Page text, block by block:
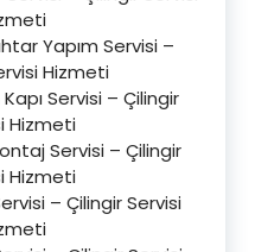
Yapım Servisi –
Hizmeti
Servisi – Çilingir
Hizmeti
Servisi – Çilingir
Hizmeti
– Çilingir Servisi